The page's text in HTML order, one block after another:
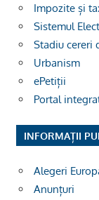
Impozite și
Sistemul
Stadiu cereri
Urbanism
ePetiții
Portal
INFORMAȚII
Alegeri
Anunțuri